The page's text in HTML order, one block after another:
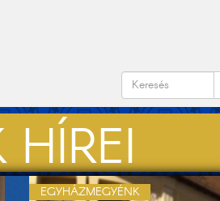
EGYHÁZMEGYÉNK